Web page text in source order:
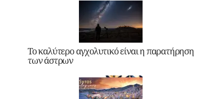
Το καλύτερο αγχολυτικό είναι η παρατήρηση
των άστρων